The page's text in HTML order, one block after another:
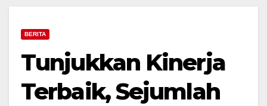
BERITA
Tunjukkan Kinerja
Terbaik, Sejumlah